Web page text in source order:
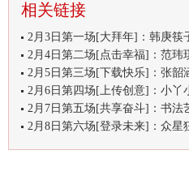
相关链接
2月3日第一场[大拜年]：韩庚筷
2月4日第二场[点击幸福]：范玮
2月5日第三场[下载快乐]：张韶
2月6日第四场[上传创意]：小丫
2月7日第五场[共享奋斗]：书法
2月8日第六场[登录未来]：众星